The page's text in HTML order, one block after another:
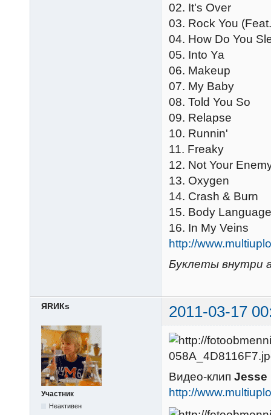
02. It's Over
03. Rock You
04. How Do You
05. Into Ya
06. Makeup
07. My Baby
08. Told You So
09. Relapse
10. Runnin'
11. Freaky
12. Not Your
13. Oxygen
14. Crash & Burn
15. Body Language
16. In My Veins
http://
Буклеты внутри
ЯRИКs 2011-03-17
Участник
Неактивен
Видео-клип Jesse
http://